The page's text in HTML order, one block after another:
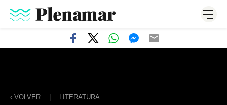
‹ VOLVER LITERATURA